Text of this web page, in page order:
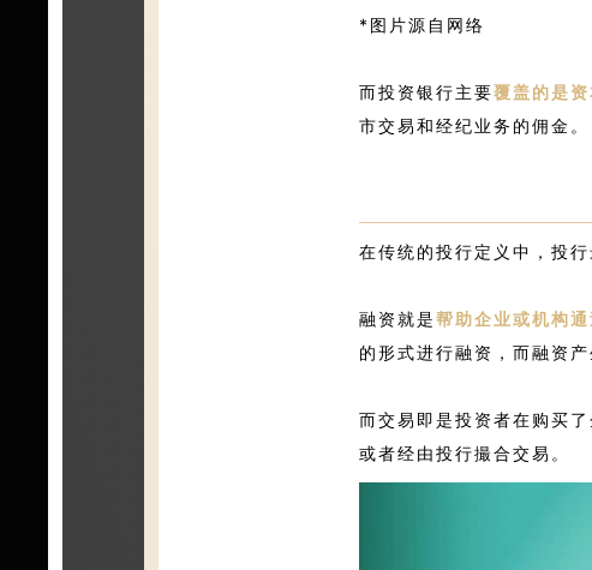
*图片源自网络
而投资银行主要覆盖的是
市交易和经纪业务的佣金。
在传统的投行定义中，投
融资就是帮助企业或机构
的形式进行融资，而融资
而交易即是投资者在购买
或者经由投行撮合交易。